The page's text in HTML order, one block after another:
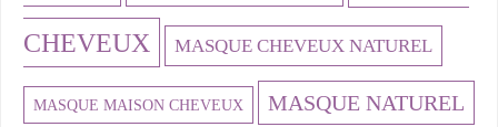
CHEVEUX
MASQUE CHEVEUX NATUREL
MASQUE MAISON CHEVEUX MASQUE NATUREL